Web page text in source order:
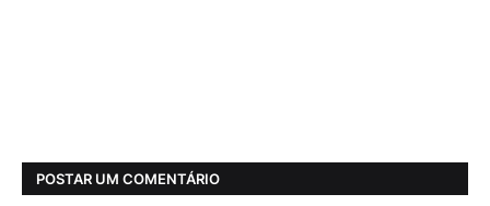
POSTAR UM COMENTÁRIO